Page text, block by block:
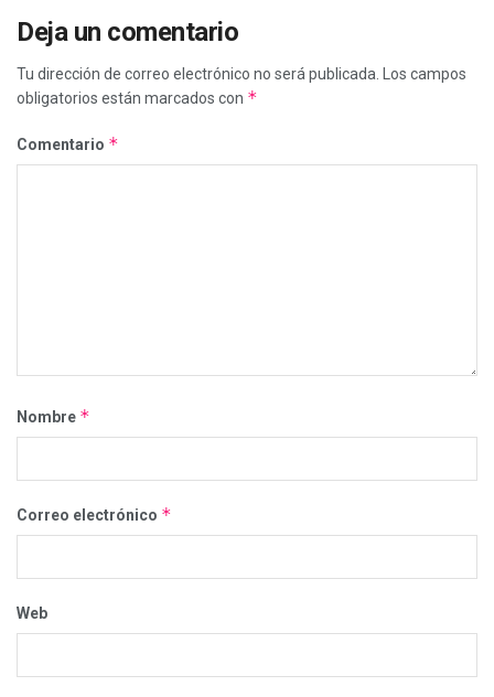
Deja un comentario
Tu dirección de correo electrónico no será publicada.
Los campos
obligatorios están marcados con *
Comentario *
Nombre *
Correo electrónico *
Web